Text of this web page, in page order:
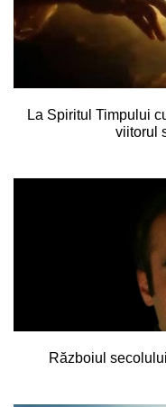
La Spiritul Timpului
viitorul
Războiul